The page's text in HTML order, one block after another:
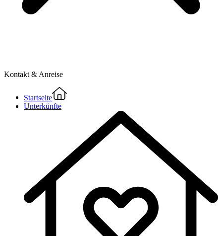
Kontakt & Anreise
Startseite
Unterkünfte